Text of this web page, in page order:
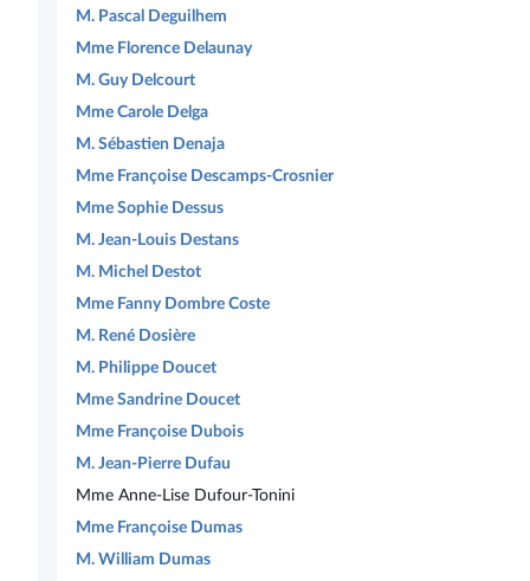
M. Pascal Deguilhem
Mme Florence Delaunay
M. Guy Delcourt
Mme Carole Delga
M. Sébastien Denaja
Mme Françoise Descamps-Crosnier
Mme Sophie Dessus
M. Jean-Louis Destans
M. Michel Destot
Mme Fanny Dombre Coste
M. René Dosière
M. Philippe Doucet
Mme Sandrine Doucet
Mme Françoise Dubois
M. Jean-Pierre Dufau
Mme Anne-Lise Dufour-Tonini
Mme Françoise Dumas
M. William Dumas